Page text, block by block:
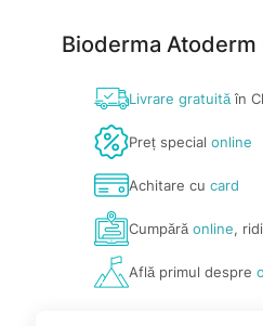
Bioderma Atoderm
Livrare gratuităîn
Preț special online
Achitare cu card
Cumpărăonline,
Află primul despre